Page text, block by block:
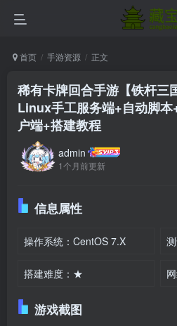
首页 手游资源 正文
稀有卡牌回合手游【铁杆三
Linux手工服务端+自动脚
户端+搭建教程
admin
1个月前更新
信息属性
操作系统：CentOS 7.X
搭建难度：★
游戏截图